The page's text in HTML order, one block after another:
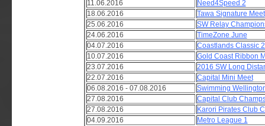
11.06.2016
Need4Speed 2
18.06.2016
Tawa Signature Meet
25.06.2016
SW Relay
24.06.2016
TimeZone June
04.07.2016
Coastlands Classic
10.07.2016
Gold Coast Ribbon
23.07.2016
2016 SW Long
22.07.2016
Capital Mini Meet
06.08.2016 - 07.08.2016
Swimming
27.08.2016
Capital Club
27.08.2016
Karori Pirates Club
04.09.2016
Metro League 1